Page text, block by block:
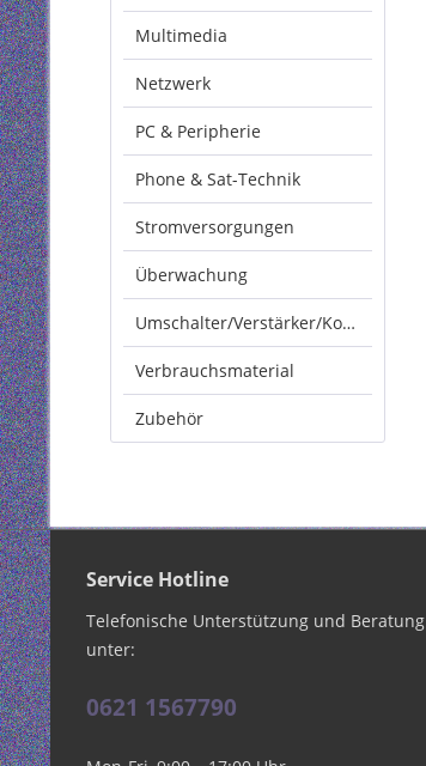
Multimedia
Netzwerk
PC & Peripherie
Phone & Sat-Technik
Stromversorgungen
Überwachung
Umschalter/Verstärker/Konverter
Verbrauchsmaterial
Zubehör
Service Hotline
Telefonische Unterstützung und Beratung
unter:
0621 1567790